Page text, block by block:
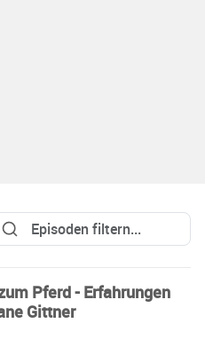
Pferd - Erfahrungen
Gittner